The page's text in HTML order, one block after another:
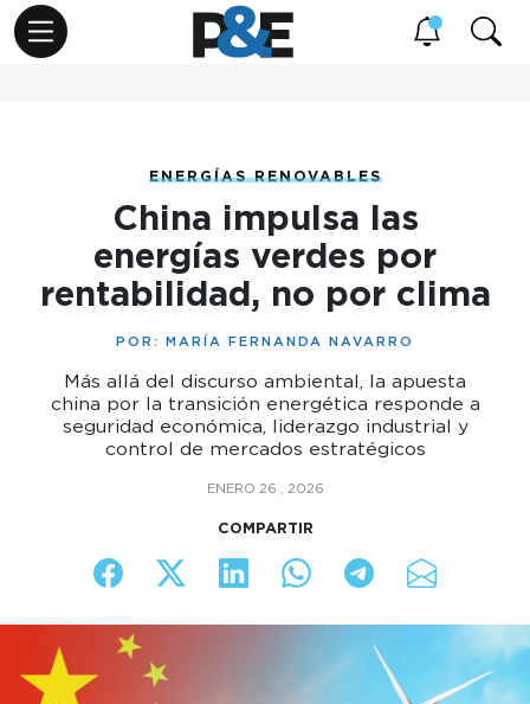
ENERGÍAS RENOVABLES
China impulsa las
energías verdes por
rentabilidad, no por clima
POR: MARÍA FERNANDA NAVARRO
Más allá del discurso ambiental, la apuesta
china por la transición energética responde a
seguridad económica, liderazgo industrial y
control de mercados estratégicos
ENERO 26 , 2026
COMPARTIR